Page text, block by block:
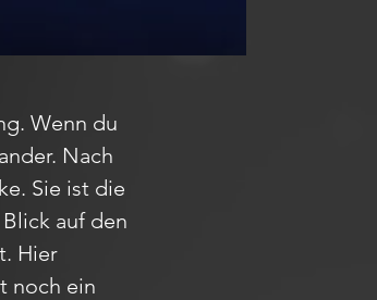
Wenn du
Nach
Sie ist die
auf den
Hier
noch ein